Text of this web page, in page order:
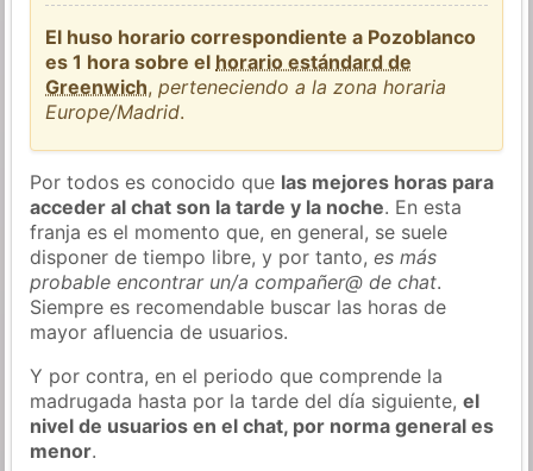
El huso horario correspondiente a Pozoblanco
es 1 hora sobre el horario estándard de
Greenwich,perteneciendo a la zona horaria
Europe/Madrid.
Por todos es conocido que las mejores horas para
acceder al chat son la tarde y la noche. En esta
franja es el momento que, en general, se suele
disponer de tiempo libre, y por tanto,es más
probable encontrar un/a compañer@ de chat.
Siempre es recomendable buscar las horas de
mayor afluencia de usuarios.
Y por contra, en el periodo que comprende la
madrugada hasta por la tarde del día siguiente,el
nivel de usuarios en el chat, por norma general es
menor.